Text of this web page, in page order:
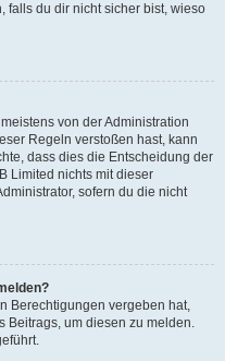
falls du dir nicht sicher bist, wieso
von der Administration
Regeln verstoßen hast, kann
dass dies die Entscheidung der
Limited nichts mit dieser
sofern du die nicht
Berechtigungen vergeben hat,
Beitrags, um diesen zu melden.